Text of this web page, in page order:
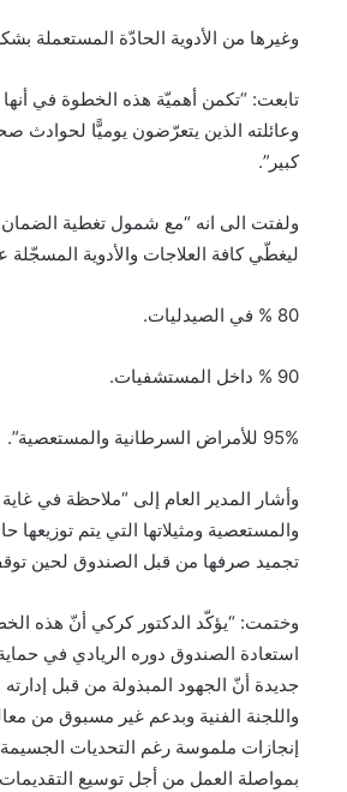
وغيرها من الأدوية الحادّة المستعملة
تابعت: “تكمن أهميّة هذه الخطوة في
وعائلته الذين يتعرّضون يوميًّا لحوادث
كبير”.
ولفتت الى انه “مع شمول تغطية الضمان
ليغطّي كافة العلاجات والأدوية المسجّلة
80 % في الصيدليات.
90 % داخل المستشفيات.
95% للأمراض السرطانية والمستعصية”.
وأشار المدير العام إلى “ملاحظة في
والمستعصية ومثيلاتها التي يتم
تجميد صرفها من قبل الصندوق لحين
وختمت: “يؤكّد الدكتور كركي أنّ هذه
استعادة الصندوق دوره الريادي في
جديدة أنّ الجهود المبذولة من قبل
واللجنة الفنية وبدعم غير مسبوق من
إنجازات ملموسة رغم التحديات
بمواصلة العمل من أجل توسيع